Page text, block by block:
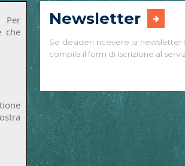
Per
che
Newsletter
Se desideri ricevere la newsletter
compila il form di iscrizione al